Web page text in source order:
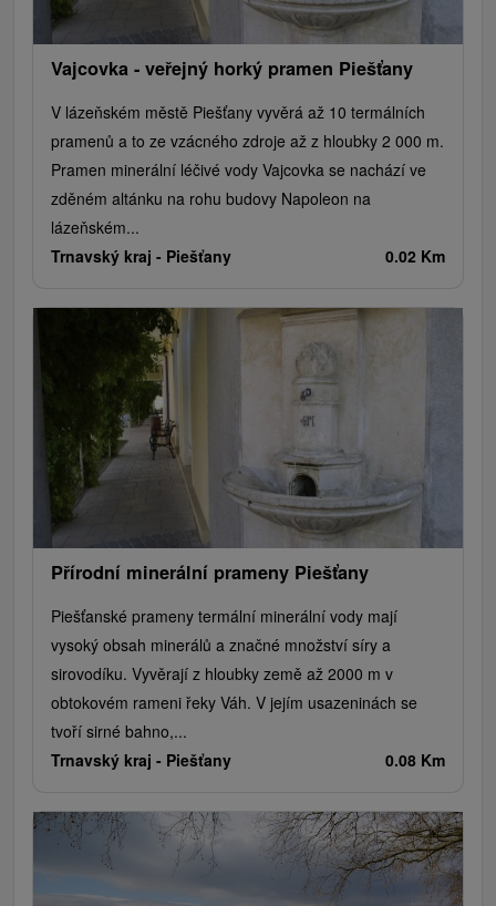
Vajcovka - veřejný horký pramen Piešťany
V lázeňském městě Piešťany vyvěrá až 10 termálních
pramenů a to ze vzácného zdroje až z hloubky 2 000 m.
Pramen minerální léčivé vody Vajcovka se nachází ve
zděném altánku na rohu budovy Napoleon na
lázeňském...
Trnavský kraj - Piešťany 0.02 Km
Přírodní minerální prameny Piešťany
Piešťanské prameny termální minerální vody mají
vysoký obsah minerálů a značné množství síry a
sirovodíku. Vyvěrají z hloubky země až 2000 m v
obtokovém rameni řeky Váh. V jejím usazeninách se
tvoří sirné bahno,...
Trnavský kraj - Piešťany 0.08 Km